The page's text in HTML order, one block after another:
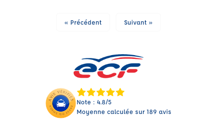
« Précédent Suivant »
Note : 4.8/5
Moyenne calculée sur 189 avis